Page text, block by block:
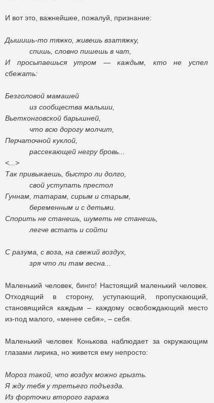
И вот это, важнейшее, пожалуй, признание:
Дышишь-то тяжко, живешь взатяжку,
спишь, словно пишешь в чат,
И просыпаешься утром — каждым, кто не успел
сбежать:
Безголовой мамашей
из сообщества малыши,
Вьетконговской барышней,
что всю дорогу молчит,
Перчаточной куклой,
рассекающей негру бровь...
<...>
Так привыкаешь, быстро ли долго,
свой уступать престол
Гуннам, татарам, сирым и старым,
беременным и с детьми.
Спорить не станешь, шуметь не станешь,
легче встать и сойти
С разума, с воза, на свежий воздух,
зря что ли там весна...
Маленький человек, бинго! Настоящий маленький человек.
Отходящий в сторону, уступающий, пропускающий,
становящийся каждым – каждому освобождающий место
из-под малого, «менее себя», – себя.
Маленький человек Конькова наблюдает за окружающим
глазами лирика, но живется ему непросто:
Мороз такой, что воздух можно грызть.
Я жду тебя у третьего подъезда.
Из форточки второго гаража